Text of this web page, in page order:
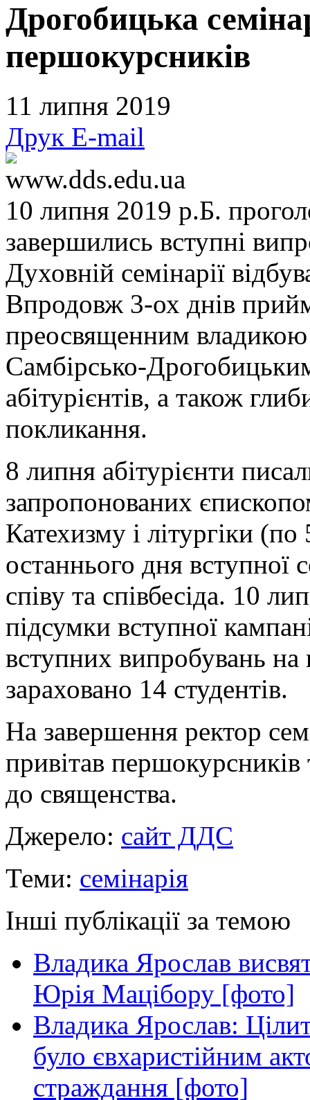
Дрогобицька
першокурсників
11 липня 2019
Друк E-mail
www.dds.edu.ua
10 липня 2019 р.Б.
завершились вступні
Духовній семінарії
Впродовж 3-ох днів
преосвященним
Самбірсько-
абітурієнтів, а також
покликання.
8 липня абітурієнти
запропонованих
Катехизму і літургіки
останнього дня вступної
співу та співбесіда. 10
підсумки вступної
вступних випробувань на
зараховано 14 студентів.
На завершення ректор
привітав
до священства.
Джерело: сайт ДДС
Теми: семінарія
Інші публікації за темою
Владика Ярослав
Юрія Мацібору [фото]
Владика Ярослав:
було євхаристійним
страждання [фото]